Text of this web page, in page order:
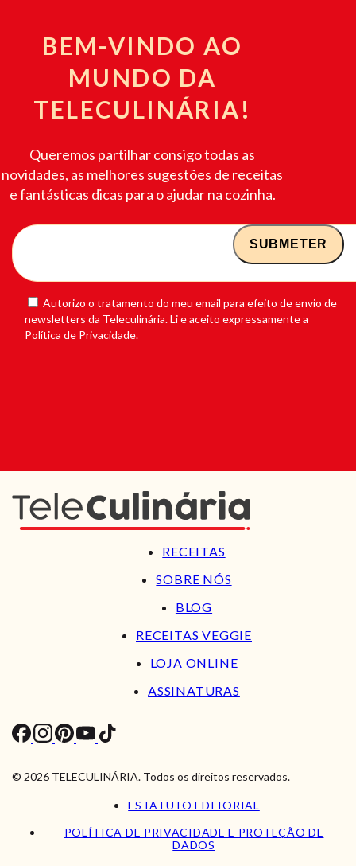
BEM-VINDO AO
MUNDO DA
TELECULINÁRIA!
Queremos partilhar consigo todas as
novidades, as melhores sugestões de receitas
e fantásticas dicas para o ajudar na cozinha.
Autorizo o tratamento do meu email para efeito de envio de
newsletters da Teleculinária. Li e aceito expressamente a
Política de Privacidade.
RECEITAS
SOBRE NÓS
BLOG
RECEITAS VEGGIE
LOJA ONLINE
ASSINATURAS
© 2026 TELECULINÁRIA. Todos os direitos reservados.
ESTATUTO EDITORIAL
POLÍTICA DE PRIVACIDADE E PROTEÇÃO DE
DADOS